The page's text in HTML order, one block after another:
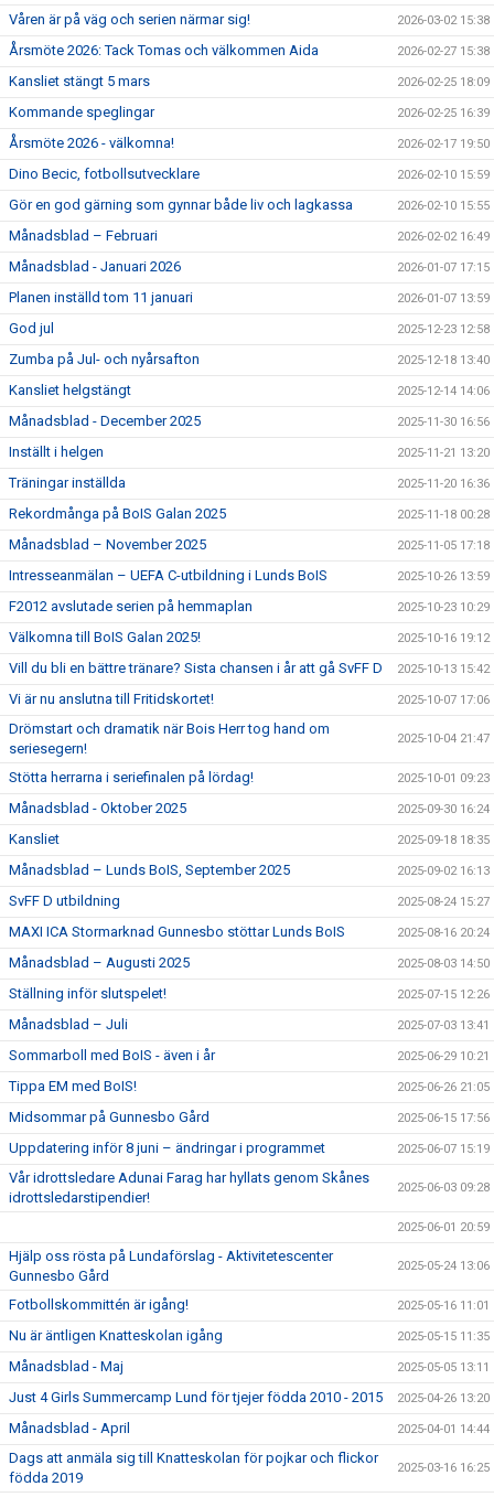
Våren är på väg och serien närmar sig! 2026-03-02 15:38
Årsmöte 2026: Tack Tomas och välkommen Aida 2026-02-27 15:38
Kansliet stängt 5 mars 2026-02-25 18:09
Kommande speglingar 2026-02-25 16:39
Årsmöte 2026 - välkomna! 2026-02-17 19:50
Dino Becic, fotbollsutvecklare 2026-02-10 15:59
Gör en god gärning som gynnar både liv och lagkassa 2026-02-10 15:55
Månadsblad – Februari 2026-02-02 16:49
Månadsblad - Januari 2026 2026-01-07 17:15
Planen inställd tom 11 januari 2026-01-07 13:59
God jul 2025-12-23 12:58
Zumba på Jul- och nyårsafton 2025-12-18 13:40
Kansliet helgstängt 2025-12-14 14:06
Månadsblad - December 2025 2025-11-30 16:56
Inställt i helgen 2025-11-21 13:20
Träningar inställda 2025-11-20 16:36
Rekordmånga på BoIS Galan 2025 2025-11-18 00:28
Månadsblad – November 2025 2025-11-05 17:18
Intresseanmälan – UEFA C-utbildning i Lunds BoIS 2025-10-26 13:59
F2012 avslutade serien på hemmaplan 2025-10-23 10:29
Välkomna till BoIS Galan 2025! 2025-10-16 19:12
Vill du bli en bättre tränare? Sista chansen i år att gå SvFF D 2025-10-13 15:42
Vi är nu anslutna till Fritidskortet! 2025-10-07 17:06
Drömstart och dramatik när Bois Herr tog hand om
seriesegern!
2025-10-04 21:47
Stötta herrarna i seriefinalen på lördag! 2025-10-01 09:23
Månadsblad - Oktober 2025 2025-09-30 16:24
Kansliet 2025-09-18 18:35
Månadsblad – Lunds BoIS, September 2025 2025-09-02 16:13
SvFF D utbildning 2025-08-24 15:27
MAXI ICA Stormarknad Gunnesbo stöttar Lunds BoIS 2025-08-16 20:24
Månadsblad – Augusti 2025 2025-08-03 14:50
Ställning inför slutspelet! 2025-07-15 12:26
Månadsblad – Juli 2025-07-03 13:41
Sommarboll med BoIS - även i år 2025-06-29 10:21
Tippa EM med BoIS! 2025-06-26 21:05
Midsommar på Gunnesbo Gård 2025-06-15 17:56
Uppdatering inför 8 juni – ändringar i programmet 2025-06-07 15:19
Vår idrottsledare Adunai Farag har hyllats genom Skånes
idrottsledarstipendier!
2025-06-03 09:28
2025-06-01 20:59
Hjälp oss rösta på Lundaförslag - Aktivitetescenter
Gunnesbo Gård
2025-05-24 13:06
Fotbollskommittén är igång! 2025-05-16 11:01
Nu är äntligen Knatteskolan igång 2025-05-15 11:35
Månadsblad - Maj 2025-05-05 13:11
Just 4 Girls Summercamp Lund för tjejer födda 2010 - 2015 2025-04-26 13:20
Månadsblad - April 2025-04-01 14:44
Dags att anmäla sig till Knatteskolan för pojkar och flickor
födda 2019
2025-03-16 16:25